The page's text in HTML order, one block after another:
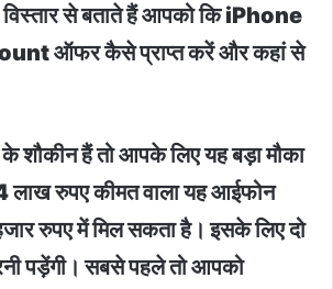
विस्तार से बताते हैं आपको कि iPhone
ऑफर कैसे प्राप्त करें और कहां से
हैं तो आपके लिए यह बड़ा मौका
लाख रुपए कीमत वाला यह आईफोन
रुपए में मिल सकता है। इसके लिए दो
पड़ेंगी। सबसे पहले तो आपको